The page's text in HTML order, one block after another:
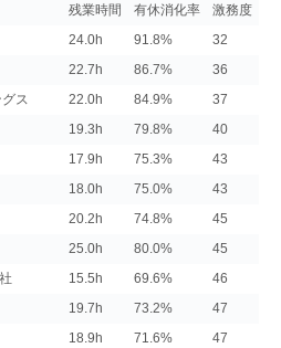
残業時間 有休消化率
激務度
24.0h 91.8%
32
22.7h 86.7%
36
ス
22.0h 84.9%
37
19.3h 79.8%
40
17.9h 75.3%
43
18.0h 75.0%
43
20.2h 74.8%
45
25.0h 80.0%
45
15.5h 69.6%
46
19.7h 73.2%
47
18.9h 71.6%
47